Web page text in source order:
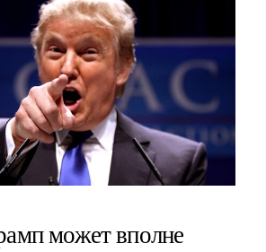
может вполне